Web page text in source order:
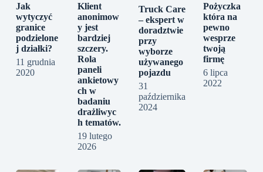
Jak
wytyczyć
granice
podzielone
j działki?
11 grudnia
2020
Klient
anonimow
y jest
bardziej
szczery.
Rola
paneli
ankietowy
ch w
badaniu
drażliwyc
h tematów.
19 lutego
2026
Truck Care
– ekspert w
doradztwie
przy
wyborze
używanego
pojazdu
31
października
2024
Pożyczka
która na
pewno
wesprze
twoją
firmę
6 lipca
2022